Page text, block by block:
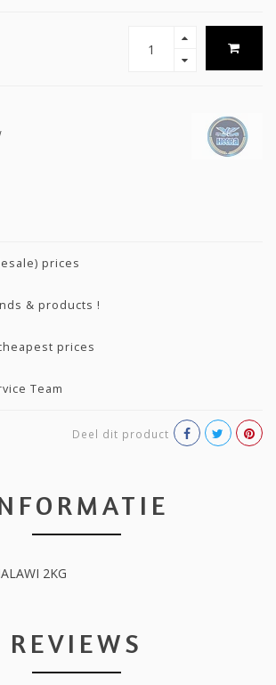
prices
& products !
prices
Team
Deel dit product
2KG
REVIEWS